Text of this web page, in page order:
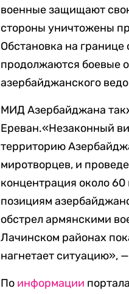
военные защищают
стороны уничтожены
Обстановка на
продолжаются боевые
азербайджанского
МИД Азербайджана
Ереван.«Незаконный
территорию
миротворцев, и
концентрация около
позициям
обстрел армянскими
Лачинском районах
нагнетает ситуацию»,
По информации